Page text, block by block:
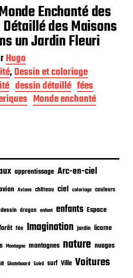
Enchanté des
des Maisons
un Jardin Fleuri
Hugo
,Dessin et coloriage
dessin détaillé fées
Monde enchanté
apprentissage Arc-en-ciel
Avions château ciel coloriage couleurs
dessin dragon enfant enfants Espace
fée Imagination jardin licorne
Montagne montagnes nature nuages
Skateboard Soleil surf Ville Voitures